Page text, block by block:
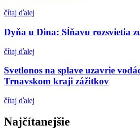
čítaj ďalej
Dyňa u Dina: Sĺňavu rozsvietia
čítaj ďalej
Svetlonos na splave uzavrie
Trnavskom kraji zážitkov
čítaj ďalej
Najčítanejšie